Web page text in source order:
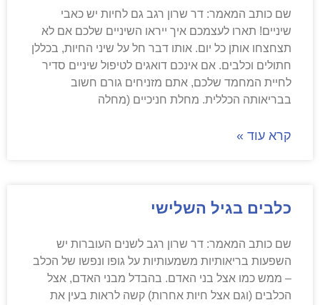
שם כותב המאמר: דר שרון רגב גם לחיות יש כאבי
שיניים! תארו לעצמכם איך ייראו השיניים שלכם אם לא
תצחצחו אותן כל יום. אותו דבר חל על שיני החיות, בכללן
חתולים וכלבים. אם אינכם דואגים לטיפול שיניים סדיר
לחיית המחמד שלכם, אתם מזניחים גורם חשוב
בבריאותה הכללית. מחלת חניכיים (מחלה
קרא עוד »
כלבים בגיל השלישי
שם כותב המאמר: דר שרון רגב לשנים העוברות יש
השפעות בריאותיות משמעותיות על גופו ונפשו של הכלב
– ממש כמו אצל בני האדם. בהבדל מבני האדם, אצל
הכלבים (וגם אצל חיות אחרות) קשה לראות בעין את